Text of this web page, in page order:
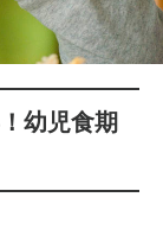
幼児食期